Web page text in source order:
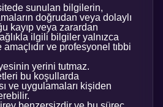
sunulan bilgilerin,
doğrudan veya dolaylı
kayıp veya zarardan
ilgili bilgiler yalnızca
ve profesyonel tıbbi
yerini tutmaz.
bu koşullarda
ve uygulamaları kişiden